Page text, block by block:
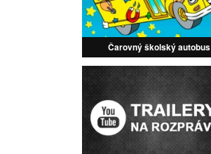
Čarovný školský autobus